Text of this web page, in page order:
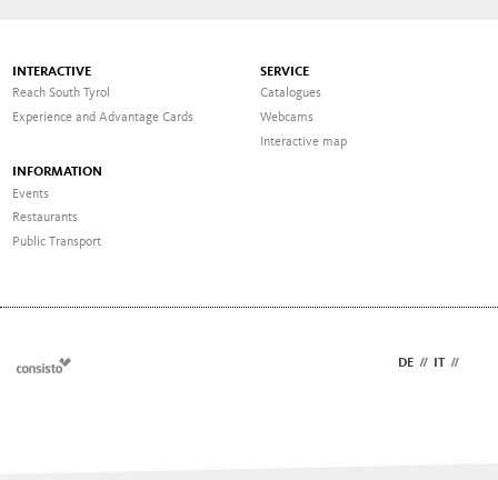
INTERACTIVE
Reach South Tyrol
Experience and Advantage Cards
SERVICE
Catalogues
Webcams
Interactive map
INFORMATION
Events
Restaurants
Public Transport
DE // //